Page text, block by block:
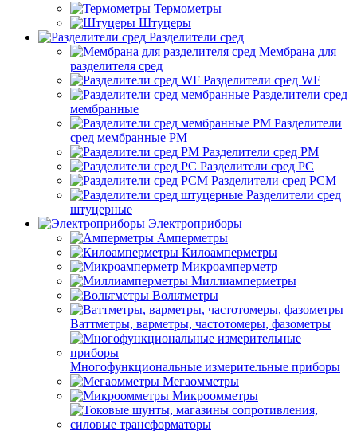
Термометры
Штуцеры
Разделители сред
Мембрана для
разделителя сред
Разделители сред WF
Разделители сред
мембранные
Разделители
сред мембранные РМ
Разделители сред РМ
Разделители сред РС
Разделители сред РСМ
Разделители сред
штуцерные
Электроприборы
Амперметры
Килоамперметры
Микроамперметр
Миллиамперметры
Вольтметры
Ваттметры, варметры, частотомеры, фазометры
Многофункциональные измерительные приборы
Мегаомметры
Микроомметры